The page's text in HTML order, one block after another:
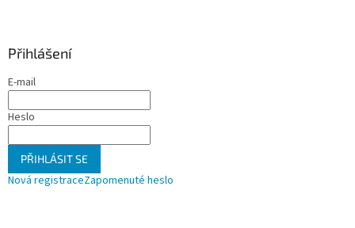
Přihlášení
E-mail
Heslo
PŘIHLÁSIT SE
Nová registraceZapomenuté heslo